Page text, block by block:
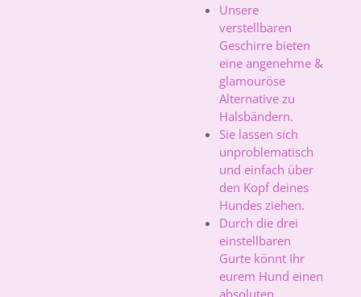
Unsere
verstellbaren
Geschirre bieten
eine angenehme &
glamouröse
Alternative zu
Halsbändern.
Sie lassen sich
unproblematisch
und einfach über
den Kopf deines
Hundes ziehen.
Durch die drei
einstellbaren
Gurte könnt Ihr
eurem Hund einen
absoluten